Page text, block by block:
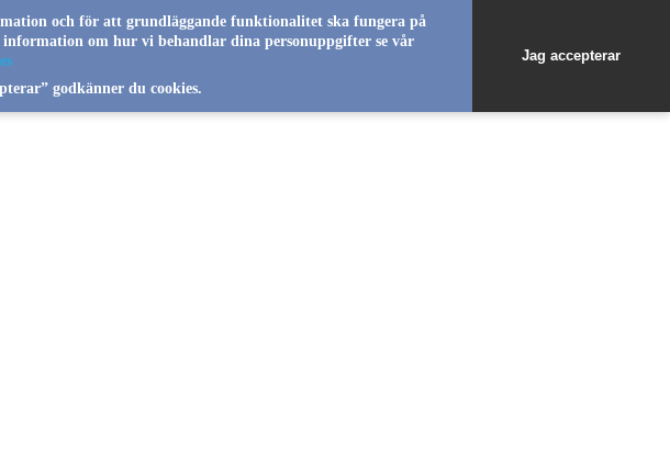
och för att grundläggande funktionalitet ska fungera på
om hur vi behandlar dina personuppgifter se vår
godkänner du cookies.
Jag accepterar